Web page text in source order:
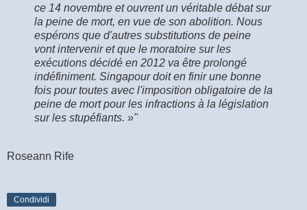
ce 14 novembre et ouvrent un véritable débat sur
la peine de mort, en vue de son abolition. Nous
espérons que d'autres substitutions de peine
vont intervenir et que le moratoire sur les
exécutions décidé en 2012 va être prolongé
indéfiniment. Singapour doit en finir une bonne
fois pour toutes avec l'imposition obligatoire de la
peine de mort pour les infractions à la législation
sur les stupéfiants. »"
Roseann Rife
Condividi